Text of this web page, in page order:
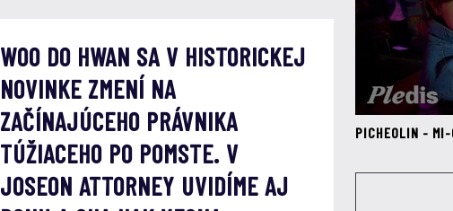
WOO DO HWAN SA V HISTORICKEJ
NOVINKE ZMENÍ NA
ZAČÍNAJÚCEHO PRÁVNIKA
TÚŽIACEHO PO POMSTE. V
JOSEON ATTORNEY UVIDÍME AJ
PICHEOLIN - MI-